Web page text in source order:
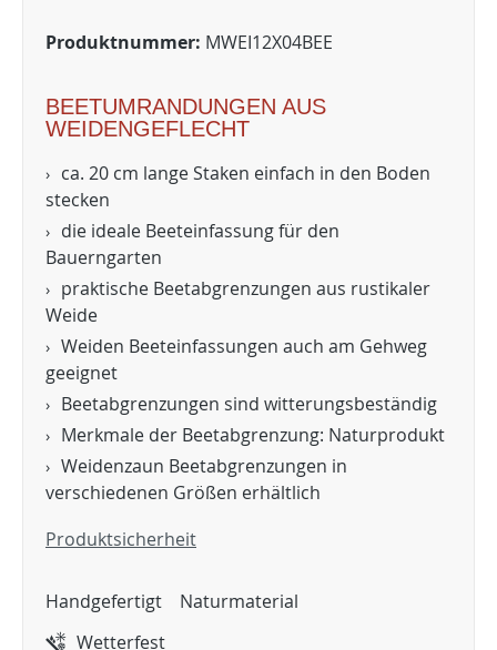
Produktnummer: MWEI12X04BEE
BEETUMRANDUNGEN AUS
WEIDENGEFLECHT
ca. 20 cm lange Staken einfach in den Boden
stecken
die ideale Beeteinfassung für den
Bauerngarten
praktische Beetabgrenzungen aus rustikaler
Weide
Weiden Beeteinfassungen auch am Gehweg
geeignet
Beetabgrenzungen sind witterungsbeständig
Merkmale der Beetabgrenzung: Naturprodukt
Weidenzaun Beetabgrenzungen in
verschiedenen Größen erhältlich
Produktsicherheit
Handgefertigt
Naturmaterial
Wetterfest